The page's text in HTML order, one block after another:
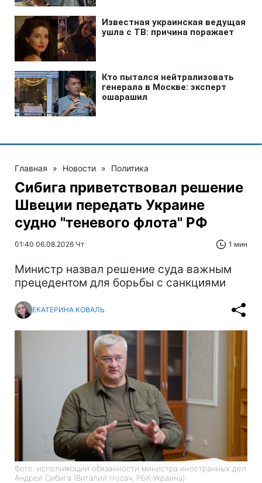
Главная » Новости » Политика
Сибига приветствовал решение
Швеции передать Украине
судно "теневого флота" РФ
01:40 06.08.2026 Чт 1 мин
Министр назвал решение суда важным
прецедентом для борьбы с санкциями
ЕКАТЕРИНА КОВАЛЬ
Фото: исполняющий обязанности министра иностранных дел
Андрей Сибига (Виталий Носач, РБК-Украина)